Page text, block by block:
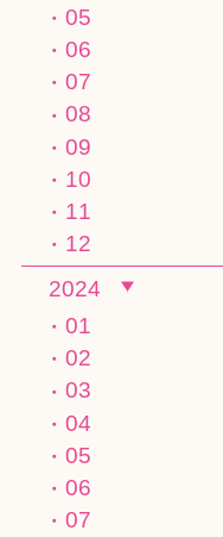
05
06
07
08
09
10
11
12
2024
01
02
03
04
05
06
07